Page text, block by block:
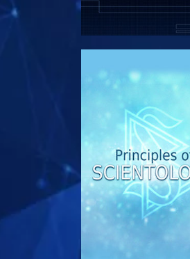
UTFORSKA SERIEN